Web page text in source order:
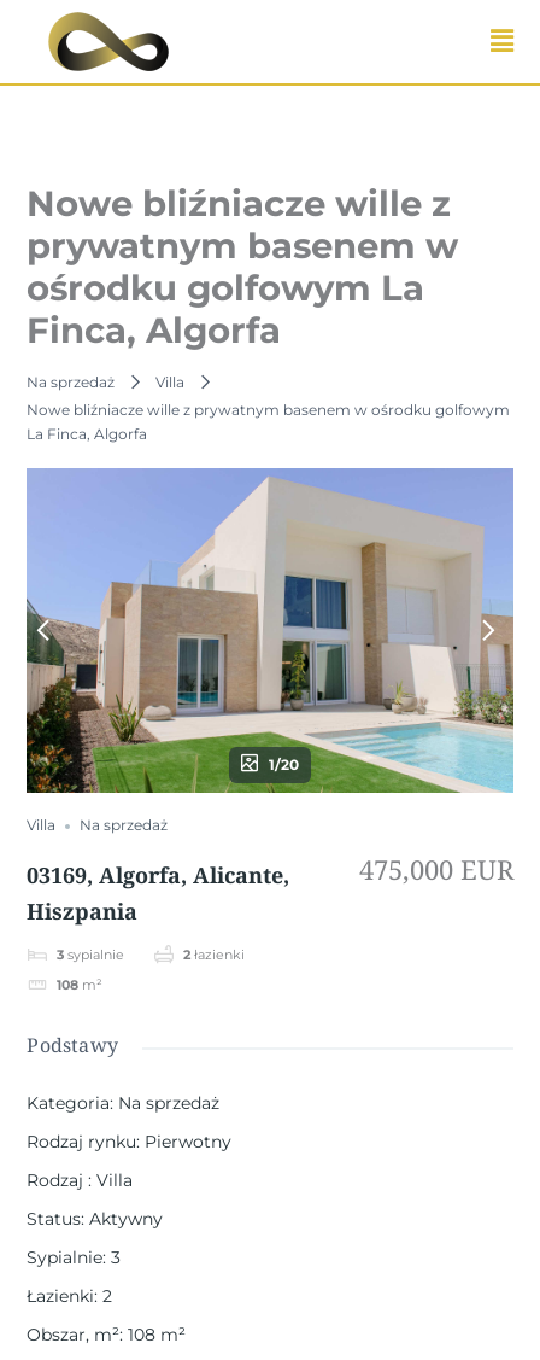
Przejdź
Nowe bliźniacze wille z
prywatnym basenem w
ośrodku golfowym La
Finca, Algorfa
Na sprzedaż
Villa
Nowe bliźniacze wille z prywatnym basenem w ośrodku golfowym
La Finca, Algorfa
1/20
Villa Na sprzedaż
03169, Algorfa, Alicante,
Hiszpania
3 sypialnie 2 łazienki
108 m²
475,000 EUR
Podstawy
Kategoria: Na sprzedaż
Rodzaj rynku: Pierwotny
Rodzaj: Villa
Status: Aktywny
Sypialnie: 3
Łazienki: 2
Obszar, m²: 108 m²